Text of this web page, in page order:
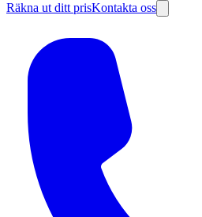
Räkna ut ditt prisKontakta oss